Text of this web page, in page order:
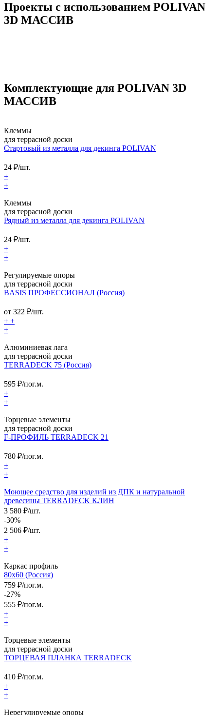
Проекты с использованием POLIVAN
3D МАССИВ
Комплектующие для POLIVAN 3D
МАССИВ
Клеммы
для террасной доски
Cтартовый из металла для декинга POLIVAN
24 ₽/шт.
+
+
Клеммы
для террасной доски
Рядный из металла для декинга POLIVAN
24 ₽/шт.
+
+
Регулируемые опоры
для террасной доски
BASIS ПРОФЕССИОНАЛ (Россия)
от 322 ₽/шт.
+ +
+
Алюминиевая лага
для террасной доски
TERRADECK 75 (Россия)
595 ₽/пог.м.
+
+
Торцевые элементы
для террасной доски
F-ПРОФИЛЬ TERRADECK 21
780 ₽/пог.м.
+
+
Моющее средство для изделий из ДПК и натуральной
древесины TERRADECK КЛИН
3 580 ₽/шт.
-30%
2 506 ₽/шт.
+
+
Каркас профиль
80x60 (Россия)
759 ₽/пог.м.
-27%
555 ₽/пог.м.
+
+
Торцевые элементы
для террасной доски
ТОРЦЕВАЯ ПЛАНКА TERRADECK
410 ₽/пог.м.
+
+
Нерегулируемые опоры